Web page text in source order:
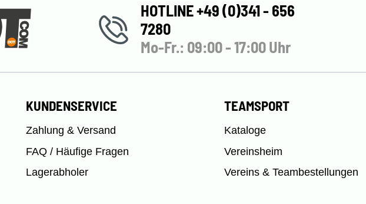
HOTLINE +49 (0)341 - 656
7280
Mo-Fr.: 09:00 - 17:00 Uhr
KUNDENSERVICE
Zahlung & Versand
FAQ / Häufige Fragen
Lagerabholer
TEAMSPORT
Kataloge
Vereinsheim
Vereins & Teambestellungen